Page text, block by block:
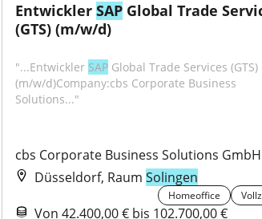
Entwickler SAP Global Trade
(GTS) (m/w/d)
"...Entwickler SAP Global Trade Services (GTS)
(m/w/d)Company:cbs Corporate Business
Solutions..."
cbs Corporate Business Solutions GmbH
Düsseldorf, Raum Solingen
Homeoffice
Von 42.400,00 € bis 102.700,00 €